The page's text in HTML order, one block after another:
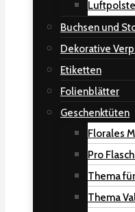
Buchsen und
Dekorative
Etiketten
Folienblätter
Geschenktüten
Florales
Pro
Thema
Thema